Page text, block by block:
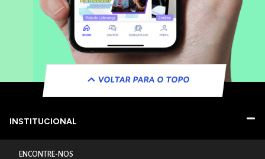
VOLTAR PARA O TOPO
INSTITUCIONAL
ENCONTRE-NOS